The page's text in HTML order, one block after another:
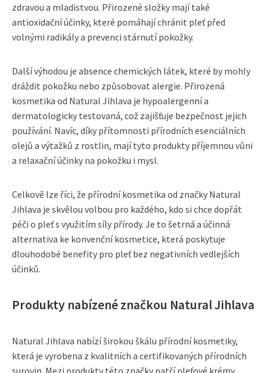
zdravou a mladistvou. Přirozené složky mají také
antioxidační účinky, které pomáhají chránit pleť před
volnými radikály a prevenci stárnutí pokožky.
Další výhodou je absence chemických látek, které by mohly
dráždit pokožku nebo způsobovat alergie. Přirozená
kosmetika od Natural Jihlava je hypoalergenní a
dermatologicky testovaná, což zajišťuje bezpečnost jejich
používání. Navíc, díky přítomnosti přírodních esenciálních
olejů a výtažků z rostlin, mají tyto produkty příjemnou vůni
a relaxační účinky na pokožku i mysl.
Celkově lze říci, že přírodní kosmetika od značky Natural
Jihlava je skvělou volbou pro každého, kdo si chce dopřát
péči o pleť s využitím síly přírody. Je to šetrná a účinná
alternativa ke konvenční kosmetice, která poskytuje
dlouhodobé benefity pro pleť bez negativních vedlejších
účinků.
Produkty nabízené značkou Natural Jihlava
Natural Jihlava nabízí širokou škálu přírodní kosmetiky,
která je vyrobena z kvalitních a certifikovaných přírodních
surovin. Mezi produkty této značky patří pleťové krémy,